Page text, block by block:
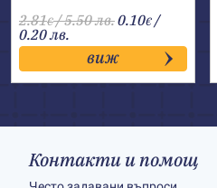
2.81€/ 5.50 лв.0.10€ /
0.20 лв.
виж
Контакти и помощ